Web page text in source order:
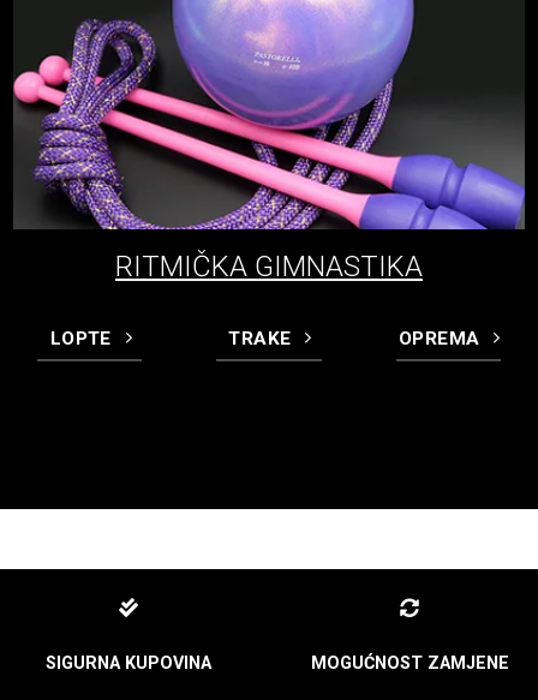
RITMIČKA GIMNASTIKA
LOPTE TRAKE OPREMA
SIGURNA KUPOVINA MOGUĆNOST ZAMJENE